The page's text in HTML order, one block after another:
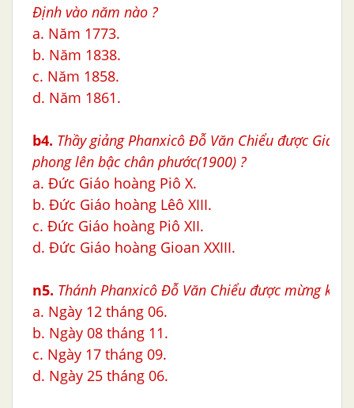
Định vào năm nào ?
a. Năm 1773.
b. Năm 1838.
c. Năm 1858.
d. Năm 1861.
b4. Thầy giảng Phanxicô Ðỗ Văn Chiểu được Giáo
phong lên bậc chân phước(1900) ?
a. Đức Giáo hoàng Piô X.
b. Đức Giáo hoàng Lêô XIII.
c. Đức Giáo hoàng Piô XII.
d. Đức Giáo hoàng Gioan XXIII.
n5. Thánh Phanxicô Ðỗ Văn Chiểu được mừng
a. Ngày 12 tháng 06.
b. Ngày 08 tháng 11.
c. Ngày 17 tháng 09.
d. Ngày 25 tháng 06.